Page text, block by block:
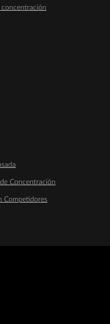
concentración
Concentración
Competidores